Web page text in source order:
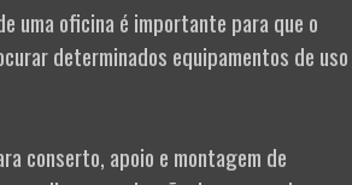
uma oficina é importante para que o
determinados equipamentos de uso
conserto, apoio e montagem de